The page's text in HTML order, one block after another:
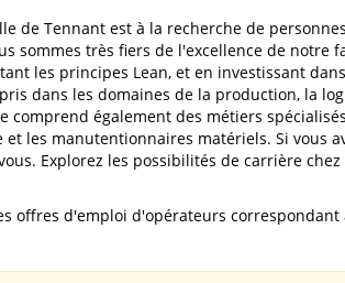
de Tennant est à la recherche de
très fiers de l'excellence de notre
les principes Lean, et en investissant
dans les domaines de la production, la
également des métiers
les manutentionnaires matériels. Si vous
Explorez les possibilités de carrière
offres d'emploi d'opérateurs correspondant